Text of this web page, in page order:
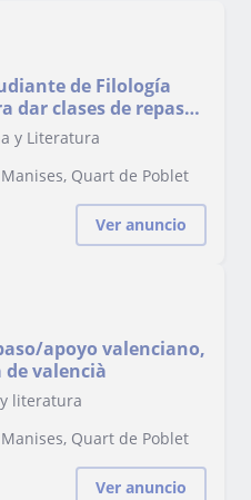
de Filología
dar clases de repaso
de texto
y Literatura
Quart de Poblet
Ver anuncio
apoyo valenciano,
valencià
literatura
Quart de Poblet
Ver anuncio